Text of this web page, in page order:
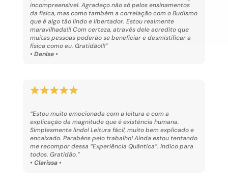
incompreensível. Agradeço não só pelos ensinamentos
da física, mas como também a correlação com o Budismo
que é algo tão lindo e libertador. Estou realmente
maravilhada!!! Com certeza, através dele acredito que
muitas pessoas poderão se beneficiar e desmistificar a
física como eu. Gratidão!!!”
• Denise •
“Estou muito emocionada com a leitura e com a
explicação da magnitude que é existência humana.
Simplesmente lindo! Leitura fácil, muito bem explicado e
encaixado. Parabéns pelo trabalho! Ainda estou tentando
me recompor dessa “Experiência Quântica”. Indico para
todos. Gratidão.”
• Clarissa •